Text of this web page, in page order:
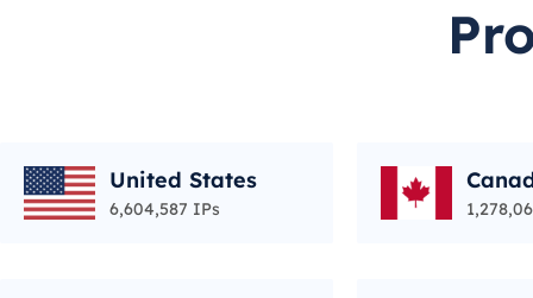
United States
6,604,587 IPs